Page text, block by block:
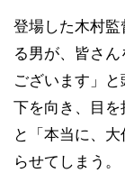
登場した木村
る男が、皆さ
ございます」
下を向き、目
と「本当に、
らせてしまう。